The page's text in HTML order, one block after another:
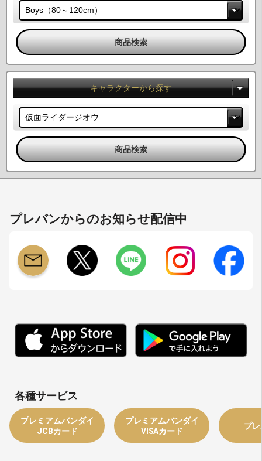
キャラクターから探す
プレバンからのお知らせ配信中
各種サービス
プレミアムバンダイ
JCBカード
プレミアムバンダイ
VISAカード
プ